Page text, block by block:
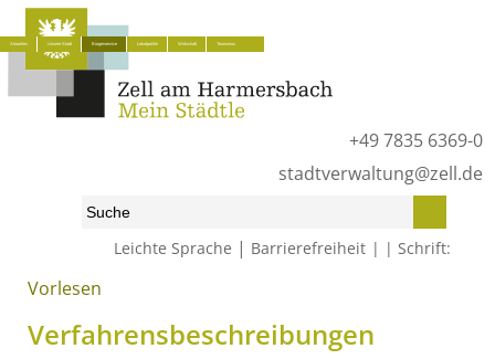
+49 7835 6369-0
stadtverwaltung@zell.de
Leichte Sprache | Barrierefreiheit Schrift:
Aktuelles Unsere Stadt Bürgerservice Lokalpolitik Wirtschaft Tourismus
Start» Bürgerservice »
Vorlesen
Verfahrensbeschreibungen